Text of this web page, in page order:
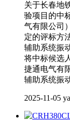
关于长春地
验项目的中
气有限公司
定的评标方
辅助系统振
将中标候选
捷通电气有
辅助系统振
2025-11-05